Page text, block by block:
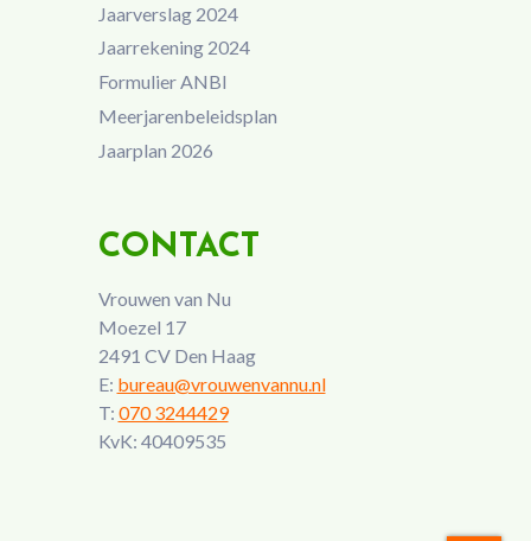
Jaarverslag 2024
Jaarrekening 2024
Formulier ANBI
Meerjarenbeleidsplan
Jaarplan 2026
CONTACT
Vrouwen van Nu
Moezel 17
2491 CV Den Haag
E: bureau@vrouwenvannu.nl
T: 070 3244429
KvK: 40409535